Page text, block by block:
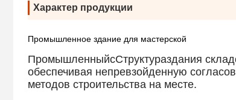
Характер продукции
Промышленное здание для мастерской
ПромышленныйсСтруктураздания
обеспечивая непревзойденную
методов строительства на месте.